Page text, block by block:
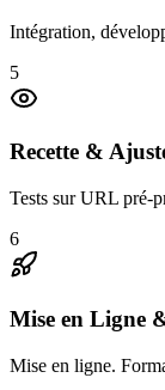
Intégration,
5
Recette &
Tests sur URL pré-
6
Mise en Ligne
Mise en ligne.